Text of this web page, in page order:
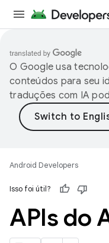
O Google usa
conteúdos para seu
traduções com IA
Android Developers
Isso foi útil?
APIs do